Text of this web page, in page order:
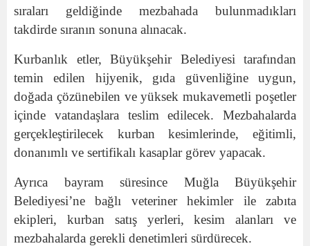
sıraları geldiğinde mezbahada bulunmadıkları
takdirde sıranın sonuna alınacak.
Kurbanlık etler, Büyükşehir Belediyesi tarafından
temin edilen hijyenik, gıda güvenliğine uygun,
doğada çözünebilen ve yüksek mukavemetli poşetler
içinde vatandaşlara teslim edilecek. Mezbahalarda
gerçekleştirilecek kurban kesimlerinde, eğitimli,
donanımlı ve sertifikalı kasaplar görev yapacak.
Ayrıca bayram süresince Muğla Büyükşehir
Belediyesi’ne bağlı veteriner hekimler ile zabıta
ekipleri, kurban satış yerleri, kesim alanları ve
mezbahalarda gerekli denetimleri sürdürecek.